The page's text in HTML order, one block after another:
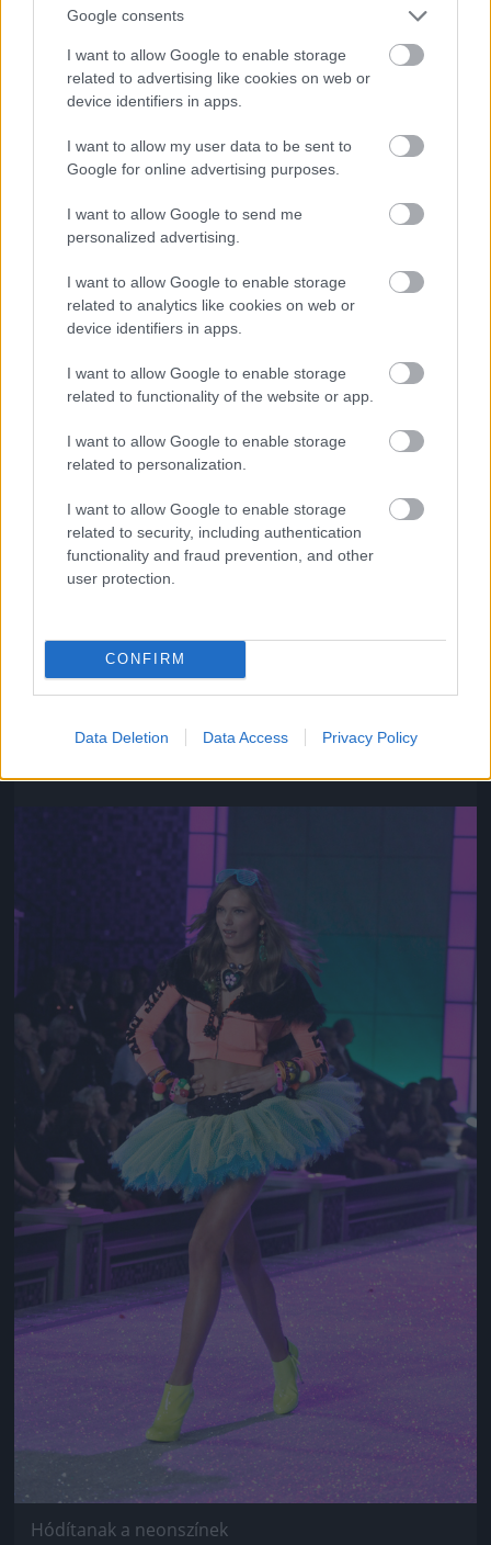
Google consents
I want to allow Google to enable storage
related to advertising like cookies on web or
device identifiers in apps.
I want to allow my user data to be sent to
Google for online advertising purposes.
I want to allow Google to send me
personalized advertising.
I want to allow Google to enable storage
related to analytics like cookies on web or
device identifiers in apps.
I want to allow Google to enable storage
related to functionality of the website or app.
I want to allow Google to enable storage
related to personalization.
I want to allow Google to enable storage
related to security, including authentication
functionality and fraud prevention, and other
user protection.
CONFIRM
Data Deletion Data Access Privacy Policy
Az ő neve Chanel Iman
Fotó: Gregory Pace / Beimages / Northfoto
Jön még kép!
Hódítanak a neonszínek